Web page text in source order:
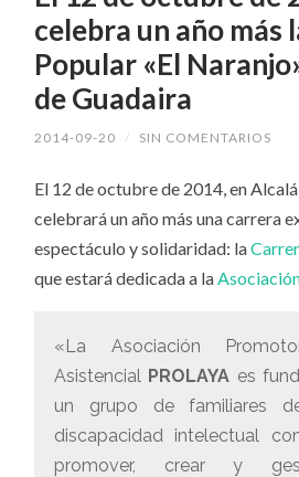
celebra un año más
Popular «El
de Guadaira
2014-09-20 / SIN COMENTARIOS
El 12 de octubre de 2014, en
celebrará un año más una carrera
espectáculo y solidaridad: la
que estará dedicada a la
«La Asociación
Asistencial PROLAYA es
un grupo de familiares
discapacidad intelectual
promover, crear y